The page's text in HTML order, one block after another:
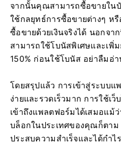
จากนั้นคุณสามารถซื้อขายใน
ใช้กลยุทธ์การซื้อขายต่างๆ ห
ซื้อขายด้วยเงินจริงได้ นอกจา
สามารถใช้โบนัสพิเศษและเพิ่
150% ก่อนใช้โบนัส อย่าลืมอ่
โดยสรุปแล้ว การเข้าสู่ระบบ
ง่ายและรวดเร็วมาก การใช้เ
เข้าถึงแพลตฟอร์มได้เสมอแม้
บล็อกในประเทศของคุณก็ตา
ประสบความสำเร็จและได้กำไ